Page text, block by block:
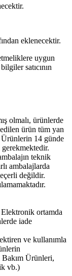
eklenecektir.
uygun
satıcının
olmalı, ürünlerde
ürün tüm yan
14 günde
teknik
ambalajlarda
değildir.
ortamda
iade
ve kullanımla
Bakım Ürünleri,
vb.)